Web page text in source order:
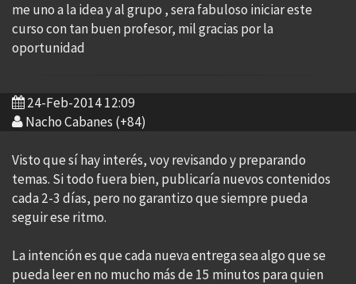
me uno a la idea y al grupo , sera fabuloso iniciar este
curso con tan buen profesor, mil gracias por la
oportunidad
24-Feb-2014 12:09
Nacho Cabanes (+84)
Visto que sí hay interés, voy revisando y preparando
temas. Si todo fuera bien, publicaría nuevos contenidos
cada 2-3 días, pero no garantizo que siempre pueda
seguir ese ritmo.
La intención es que cada nueva entrega sea algo que se
pueda leer en no mucho más de 15 minutos para quien